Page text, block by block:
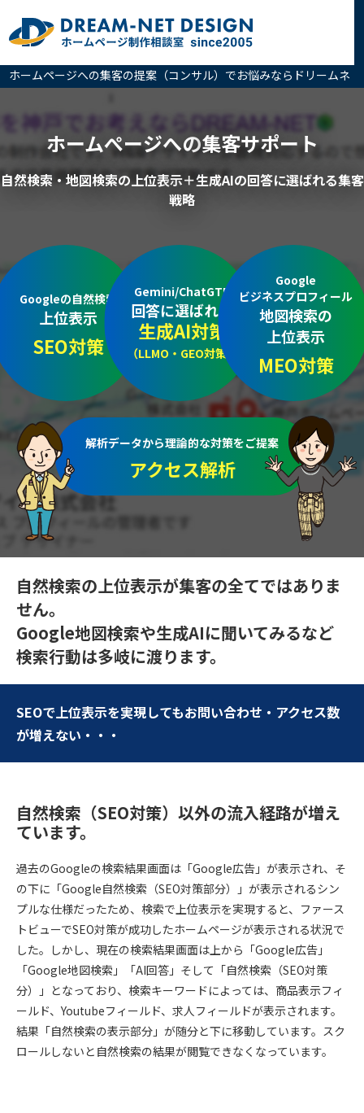
ホームページへの集客の提案（コンサル）でお悩みならドリームネ
ホームぺージへの集客サポート
自然検索・地図検索の上位表示＋生成AIの回答に選ばれる集客
戦略
Googleの自然検索
上位表示
SEO対策
Gemini/ChatGTP
回答に選ばれる
生成AI対策
（LLMO・GEO対策）
Google
ビジネスプロフィール
地図検索の
上位表示
MEO対策
解析データから理論的な対策をご提案
アクセス解析
自然検索の上位表示が集客の全てではありま
せん。
Google地図検索や生成AIに聞いてみるなど
検索行動は多岐に渡ります。
SEOで上位表示を実現してもお問い合わせ・アクセス数
が増えない・・・
自然検索（SEO対策）以外の流入経路が増え
ています。
過去のGoogleの検索結果画面は「Google広告」が表示され、そ
の下に「Google自然検索（SEO対策部分）」が表示されるシン
プルな仕様だったため、検索で上位表示を実現すると、ファース
トビューでSEO対策が成功したホームページが表示される状況で
した。しかし、現在の検索結果画面は上から「Google広告」
「Google地図検索」「AI回答」そして「自然検索（SEO対策
分）」となっており、検索キーワードによっては、商品表示フィ
ールド、Youtubeフィールド、求人フィールドが表示されます。
結果「自然検索の表示部分」が随分と下に移動しています。スク
ロールしないと自然検索の結果が閲覧できなくなっています。